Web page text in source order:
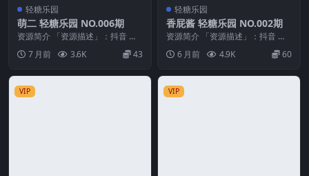
轻糖乐园
萌二 轻糖乐园 NO.006期
资源简介 「资源描述」：抖音 萌
二 轻糖乐园 NO.006期 【28P】
「资源...
7 月前 3.6K 43
轻糖乐园
香屁酱 轻糖乐园 NO.002期
资源简介 「资源描述」：抖音 香
屁酱 轻糖乐园 NO.002期 【30P】
「资...6 月前 4.9K 60
VIP VIP